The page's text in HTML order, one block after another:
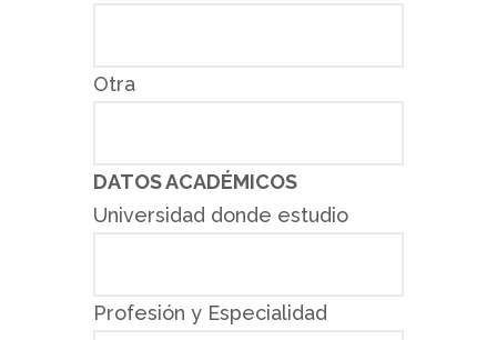
Otra
DATOS ACADÉMICOS
Universidad donde estudio
Profesión y Especialidad